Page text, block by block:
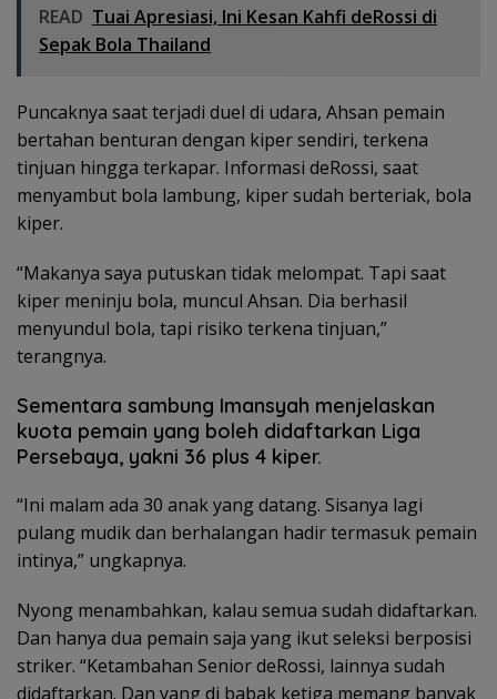
READ Tuai Apresiasi, Ini Kesan Kahfi deRossi di
Sepak Bola Thailand
Puncaknya saat terjadi duel di udara, Ahsan pemain
bertahan benturan dengan kiper sendiri, terkena
tinjuan hingga terkapar. Informasi deRossi, saat
menyambut bola lambung, kiper sudah berteriak, bola
kiper.
“Makanya saya putuskan tidak melompat. Tapi saat
kiper meninju bola, muncul Ahsan. Dia berhasil
menyundul bola, tapi risiko terkena tinjuan,”
terangnya.
Sementara sambung Imansyah menjelaskan
kuota pemain yang boleh didaftarkan Liga
Persebaya, yakni 36 plus 4 kiper.
“Ini malam ada 30 anak yang datang. Sisanya lagi
pulang mudik dan berhalangan hadir termasuk pemain
intinya,” ungkapnya.
Nyong menambahkan, kalau semua sudah didaftarkan.
Dan hanya dua pemain saja yang ikut seleksi berposisi
striker. “Ketambahan Senior deRossi, lainnya sudah
didaftarkan. Dan yang di babak ketiga memang banyak